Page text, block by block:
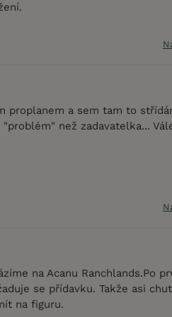
proplanem a sem tam to
než zadavatelka...
na Acanu Ranchlands.Po
se přídavku. Takže asi
na figuru.